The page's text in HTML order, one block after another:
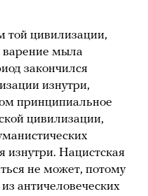
той цивилизации,
варение мыла
закончился
изнутри,
принципиальное
цивилизации,
изнутри. Нацистская
не может, потому
античеловеческих